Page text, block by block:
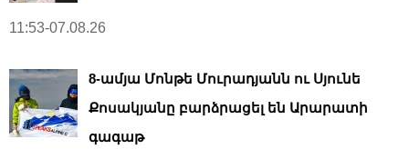
11:53-07.08.26
8-ամյա Մոնթե Մուրադյանն ու Սյունե
Քոսակյանը բարձրացել են Արարատի
գագաթ